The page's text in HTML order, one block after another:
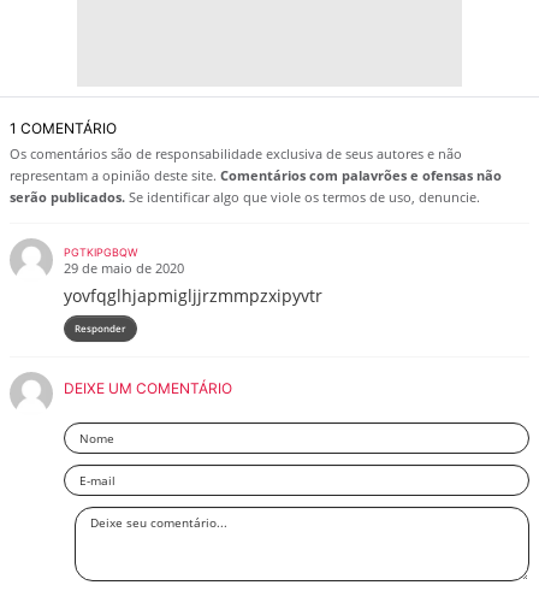
1 COMENTÁRIO
Os comentários são de responsabilidade exclusiva de seus autores e não
representam a opinião deste site. Comentários com palavrões e ofensas não
serão publicados. Se identificar algo que viole os termos de uso, denuncie.
PGTKIPGBQW
29 de maio de 2020
yovfqglhjapmigljjrzmmpzxipyvtr
Responder
DEIXE UM COMENTÁRIO
Nome
Email
Deixe